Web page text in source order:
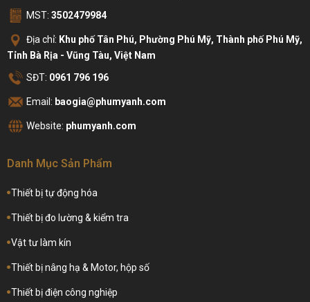
MST: 3502479984
Địa chỉ: Khu phố Tân Phú, Phường Phú Mỹ, Thành phố Phú Mỹ,
Tỉnh Bà Rịa - Vũng Tàu, Việt Nam
SĐT: 0961 796 196
Email: baogia@phumyanh.com
Website: phumyanh.com
Danh Mục Sản Phẩm
Thiết bị tự động hóa
Thiết bị đo lường & kiểm tra
Vật tư làm kín
Thiết bị nâng hạ & Motor, hộp số
Thiết bị điện công nghiệp